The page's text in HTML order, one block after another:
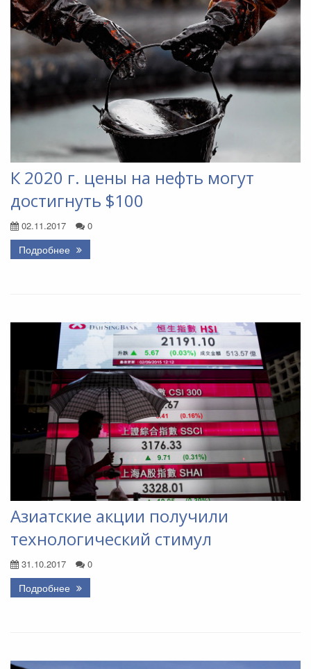
К 2020 г. цены на нефть могут
достигнуть $100
02.11.2017 0
Подробнее
Азиатские акции получили
технологический стимул
31.10.2017 0
Подробнее